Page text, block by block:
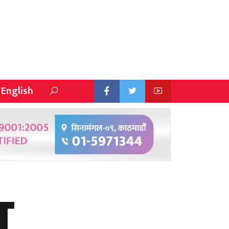
English